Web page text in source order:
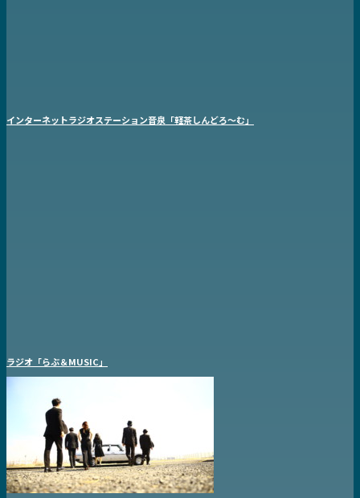
インターネットラジオステーション音泉「軽茶しんどろ〜む」
ラジオ「らぶ＆MUSIC」